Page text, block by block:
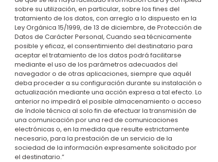
sobre su utilización, en particular, sobre los fines del
tratamiento de los datos, con arreglo a lo dispuesto en la
Ley Orgánica 15/1999, de 13 de diciembre, de Protección de
Datos de Carácter Personal, Cuando sea técnicamente
posible y eficaz, el consentimiento del destinatario para
aceptar el tratamiento de los datos podrá facilitarse
mediante el uso de los parámetros adecuados del
navegador o de otras aplicaciones, siempre que aquél
deba proceder a su configuración durante su instalación o
actualización mediante una acción expresa a tal efecto. Lo
anterior no impedirá el posible almacenamiento o acceso
de índole técnica al solo fin de efectuar la transmisión de
una comunicación por una red de comunicaciones
electrónicas o, en la medida que resulte estrictamente
necesario, para la prestación de un servicio de la
sociedad de la información expresamente solicitado por
el destinatario.”